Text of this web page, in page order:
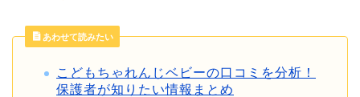
あわせて読みたい
こどもちゃれんじベビーの口コミを分析！
保護者が知りたい情報まとめ